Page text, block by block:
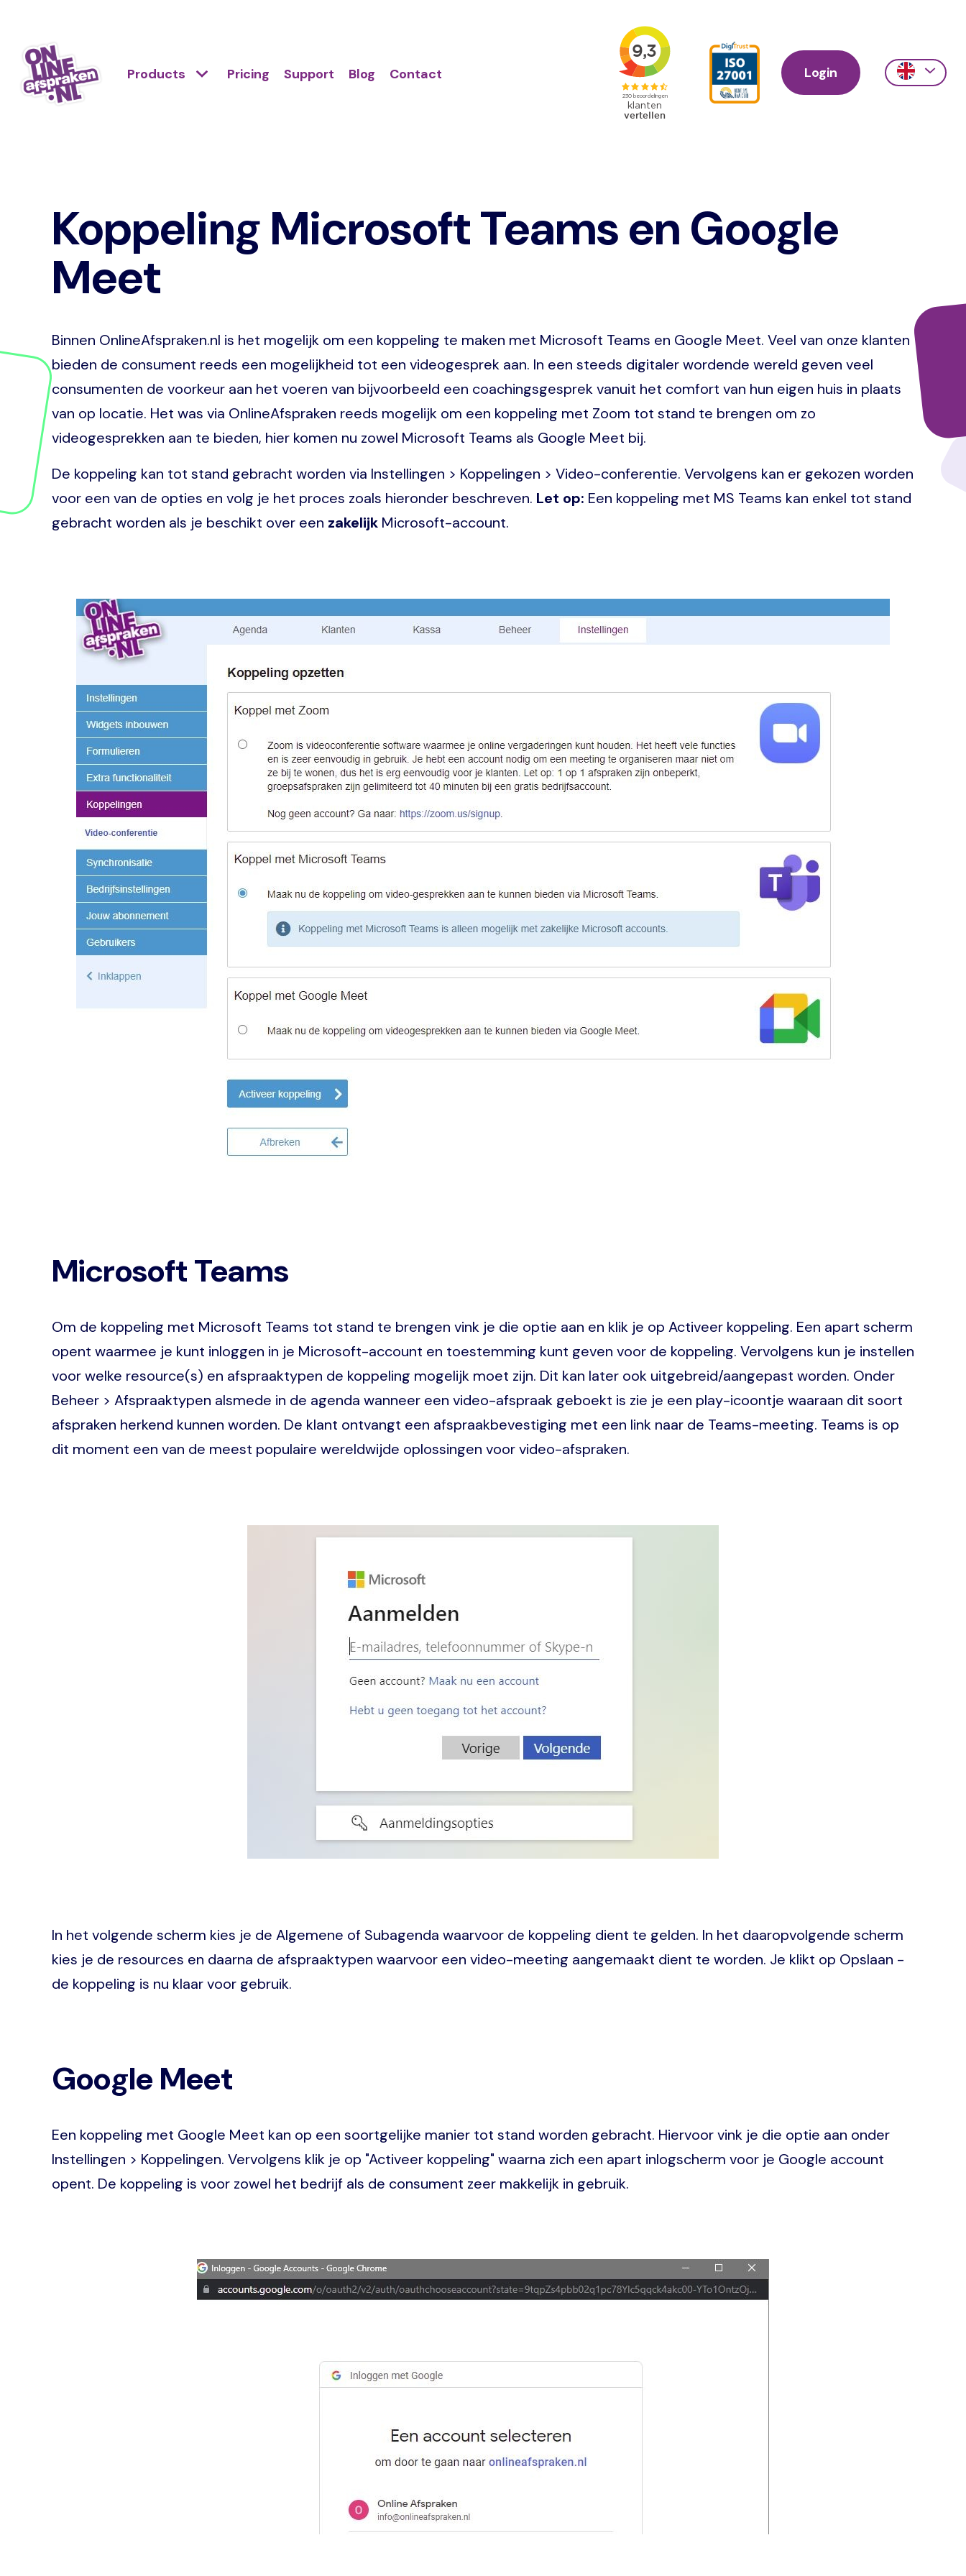
main
content
links
Hoofdnavigatie
Primair
Products Pricing Support Blog Contact
Action
Primair
menu
Login
Action
Koppeling Microsoft Teams en Google
Meet
Binnen OnlineAfspraken.nl is het mogelijk om een koppeling te maken met Microsoft Teams en Google Meet. Veel van onze klanten
bieden de consument reeds een mogelijkheid tot een videogesprek aan. In een steeds digitaler wordende wereld geven veel
consumenten de voorkeur aan het voeren van bijvoorbeeld een coachingsgesprek vanuit het comfort van hun eigen huis in plaats
van op locatie. Het was via OnlineAfspraken reeds mogelijk om een koppeling met Zoom tot stand te brengen om zo
videogesprekken aan te bieden, hier komen nu zowel Microsoft Teams als Google Meet bij.
De koppeling kan tot stand gebracht worden via Instellingen > Koppelingen > Video-conferentie. Vervolgens kan er gekozen worden
voor een van de opties en volg je het proces zoals hieronder beschreven. Let op: Een koppeling met MS Teams kan enkel tot stand
gebracht worden als je beschikt over een zakelijk Microsoft-account.
Image
Microsoft Teams
Om de koppeling met Microsoft Teams tot stand te brengen vink je die optie aan en klik je op Activeer koppeling. Een apart scherm
opent waarmee je kunt inloggen in je Microsoft-account en toestemming kunt geven voor de koppeling. Vervolgens kun je instellen
voor welke resource(s) en afspraaktypen de koppeling mogelijk moet zijn. Dit kan later ook uitgebreid/aangepast worden. Onder
Beheer > Afspraaktypen alsmede in de agenda wanneer een video-afspraak geboekt is zie je een play-icoontje waaraan dit soort
afspraken herkend kunnen worden. De klant ontvangt een afspraakbevestiging met een link naar de Teams-meeting. Teams is op
dit moment een van de meest populaire wereldwijde oplossingen voor video-afspraken.
In het volgende scherm kies je de Algemene of Subagenda waarvoor de koppeling dient te gelden. In het daaropvolgende scherm
kies je de resources en daarna de afspraaktypen waarvoor een video-meeting aangemaakt dient te worden. Je klikt op Opslaan -
de koppeling is nu klaar voor gebruik.
Google Meet
Een koppeling met Google Meet kan op een soortgelijke manier tot stand worden gebracht. Hiervoor vink je die optie aan onder
Instellingen > Koppelingen. Vervolgens klik je op "Activeer koppeling" waarna zich een apart inlogscherm voor je Google account
opent. De koppeling is voor zowel het bedrijf als de consument zeer makkelijk in gebruik.